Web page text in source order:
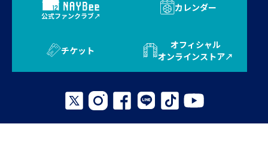
公式ファンクラブ
カレンダー
チケット
オフィシャル
オンラインストア